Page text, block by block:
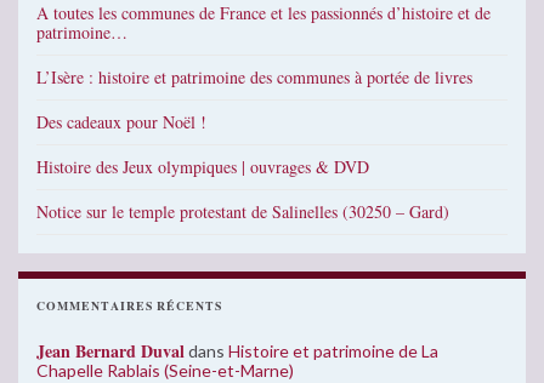
A toutes les communes de France et les passionnés d’histoire et de
patrimoine…
L’Isère : histoire et patrimoine des communes à portée de livres
Des cadeaux pour Noël !
Histoire des Jeux olympiques | ouvrages & DVD
Notice sur le temple protestant de Salinelles (30250 – Gard)
COMMENTAIRES RÉCENTS
Jean Bernard Duvaldans Histoire et patrimoine de La
Chapelle Rablais (Seine-et-Marne)